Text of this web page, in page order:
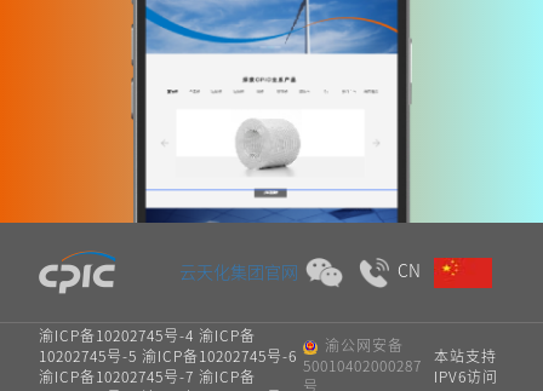
云天化集团官网 CN
渝ICP备10202745号-4 渝ICP备
10202745号-5 渝ICP备10202745号-6
渝ICP备10202745号-7 渝ICP备
渝公网安备
50010402000287
号
本站支持
IPV6访问